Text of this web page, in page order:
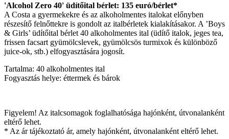
'Alcohol Zero 40' üdítőital bérlet: 135 euró/bérlet*
A Costa a gyermekekre és az alkoholmentes italokat előnyben
részesítő felnőttekre is gondolt az italbérletek kialakításakor. A ’Boys
& Girls’ üdítőital bérlet 40 alkoholmentes ital (üdítő italok, jeges tea,
frissen facsart gyümölcslevek, gyümölcsös turmixok és különböző
juice-ok, stb.) elfogyasztására jogosít.
Tartalma: 40 alkoholmentes ital
Fogyasztás helye: éttermek és bárok
Figyelem! Az italcsomagok foglalhatósága hajónként, útvonalanként
eltérő lehet.
* Az ár tájékoztató ár, amely hajónként, útvonalanként eltérő lehet.